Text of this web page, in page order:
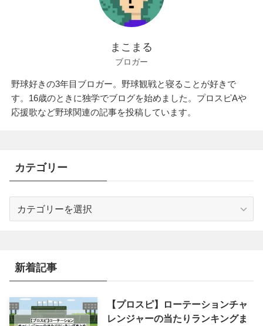
まこまる
ブロガー
野球好きの3年目ブロガー。野球観戦と寝ることが好きで
す。16歳のときに独学でブログを始めました。プロスピAや
応援歌など野球関連の記事を投稿しています。
カテゴリー
ー新着記事
【プロスピ】ローテーションチャ
レンジャーの当たりランキングま